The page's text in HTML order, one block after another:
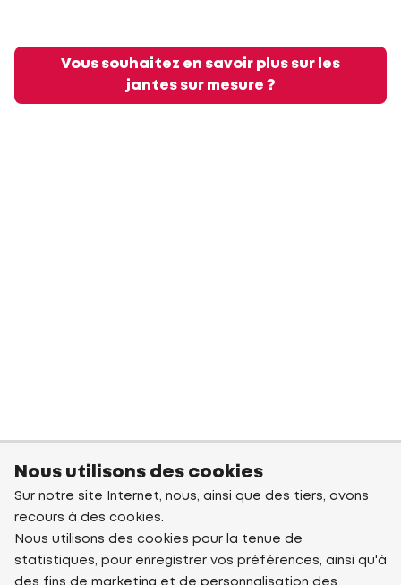
Vous souhaitez en savoir plus sur les
jantes sur mesure ?
Nous utilisons des cookies
Sur notre site Internet, nous, ainsi que des tiers, avons
recours à des cookies.
Nous utilisons des cookies pour la tenue de
statistiques, pour enregistrer vos préférences, ainsi qu'à
des fins de marketing et de personnalisation des